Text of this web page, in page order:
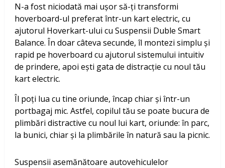
N-a fost niciodată mai ușor să-ți transformi
hoverboard-ul preferat într-un kart electric, cu
ajutorul Hoverkart-ului cu Suspensii Duble Smart
Balance. În doar câteva secunde, îl montezi simplu și
rapid pe hoverboard cu ajutorul sistemului intuitiv
de prindere, apoi ești gata de distracție cu noul tău
kart electric.
Îl poți lua cu tine oriunde, încap chiar și într-un
portbagaj mic. Astfel, copilul tău se poate bucura de
plimbări distractive cu noul lui kart, oriunde: în parc,
la bunici, chiar și la plimbările în natură sau la picnic.
Suspensii asemănătoare autovehiculelor